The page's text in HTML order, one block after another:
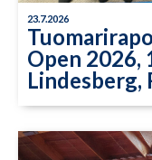
23.7.2026
Open 2026,
Lindesberg,